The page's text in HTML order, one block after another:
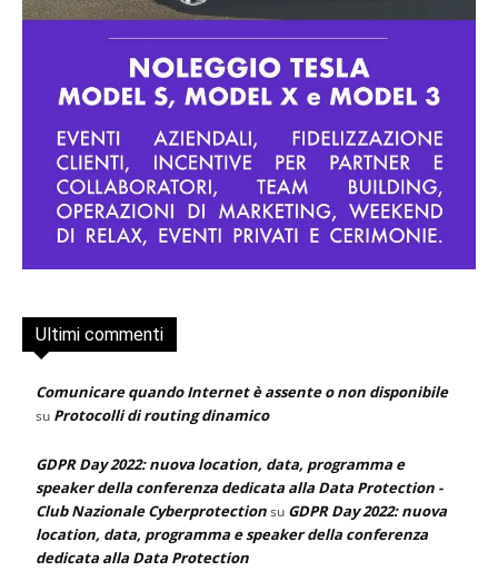
Ultimi commenti
Comunicare quando Internet è assente o non disponibile
su Protocolli di routing dinamico
GDPR Day 2022: nuova location, data, programma e
speaker della conferenza dedicata alla Data Protection -
Club Nazionale Cyberprotectionsu GDPR Day 2022: nuova
location, data, programma e speaker della conferenza
dedicata alla Data Protection